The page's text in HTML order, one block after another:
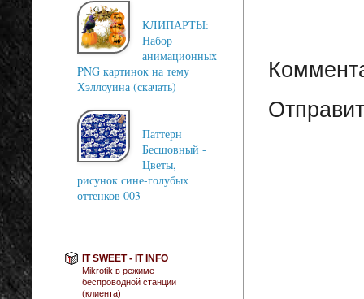
КЛИПАРТЫ:
Набор
анимационных
PNG картинок на тему
Хэллоуина (скачать)
Паттерн
Бесшовный -
Цветы,
рисунок сине-голубых
оттенков 003
IT SWEET - IT INFO
Mikrotik в режиме
беспроводной станции
(клиента)